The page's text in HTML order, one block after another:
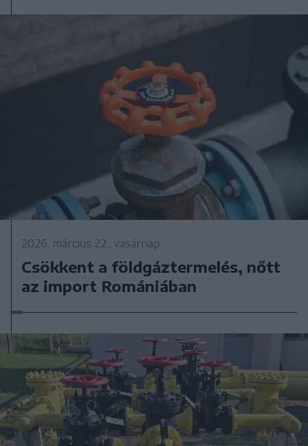
2026. március 22., vasárnap
Csökkent a földgáztermelés, nőtt
az import Romániában